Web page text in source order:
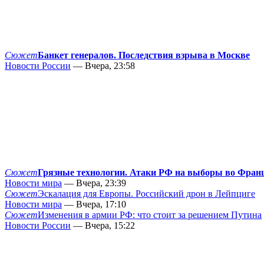
СюжетБанкет генералов. Последствия взрыва в Москве
Новости России — Вчера, 23:58
СюжетГрязные технологии. Атаки РФ на выборы во
Новости мира — Вчера, 23:39
СюжетЭскалация для Европы. Российский дрон в Лейпциге
Новости мира — Вчера, 17:10
СюжетИзменения в армии РФ: что стоит за решением Путина
Новости России — Вчера, 15:22